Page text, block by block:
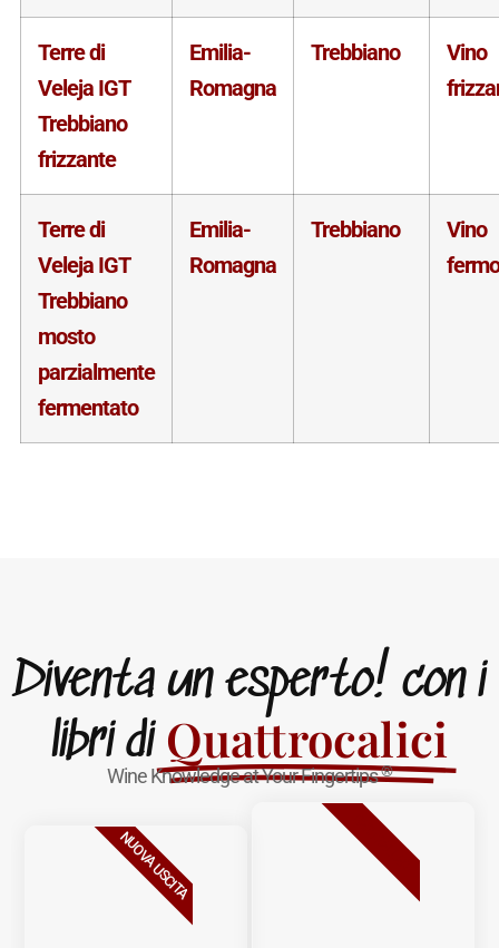
Terre di
Veleja IGT
Trebbiano
frizzante
Emilia-
Romagna
Trebbiano
Vino
Terre di
Veleja IGT
Trebbiano
mosto
parzialmente
fermentato
Emilia-
Romagna
Trebbiano
Vino
fermo
Diventa un esperto! con i
libri di Quattrocalici
Wine Knowledge at Your Fingertips®
NUOVA USCITA BESTSELLER